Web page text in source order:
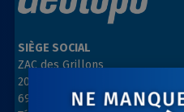
SIÈGE SOCIAL
ZAC des Grillons
208, rue de l’Ancienne Distillerie
69400 GLEIZÉ